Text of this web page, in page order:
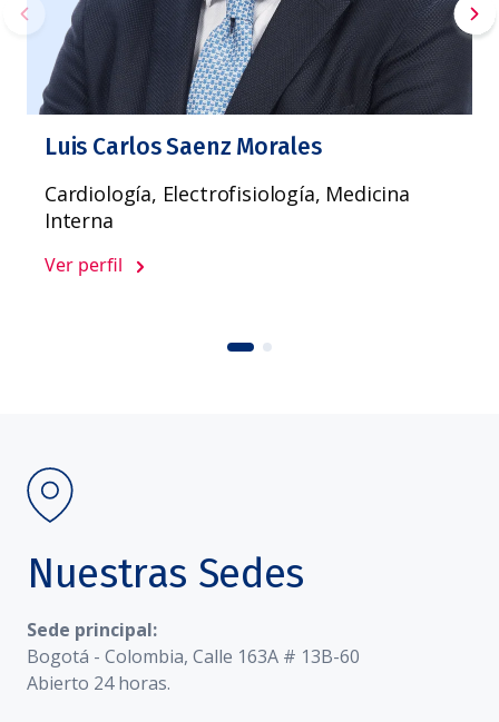
Luis Carlos Saenz Morales
Cardiología, Electrofisiología, Medicina
Interna
Ver perfil
Nuestras Sedes
Sede principal:
Bogotá - Colombia, Calle 163A # 13B-60
Abierto 24 horas.